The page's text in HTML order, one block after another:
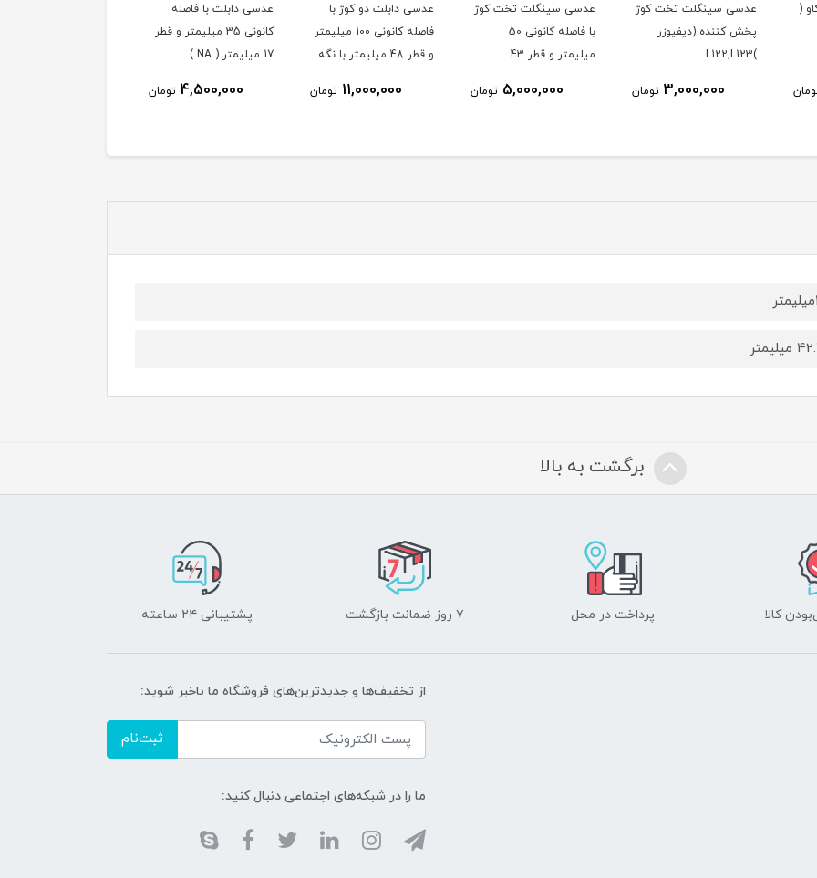
(
عدسی سینگلت تخت کوژ
پخش کننده (دیفیوزر
)L122,L123
3,000,000 تومان
عدسی سینگلت تخت کوژ
با فاصله کانونی 50
میلیمتر و قطر 43
5,000,000 تومان
عدسی دابلت دو کوژ با
فاصله کانونی 100 میلیمتر
و قطر 48 میلیمتر با نگه
11,000,000 تومان
عدسی دابلت با فاصله
کانونی 35 میلیمتر و قطر
17 میلیمتر ( NA )
4,500,000 تومان
برگشت به بالا
کالا پرداخت در محل ۷ روز ضمانت بازگشت پشتیبانی ۲۴ ساعته
از تخفیف‌ها و جدیدترین‌های فروشگاه ما باخبر شوید:
ثبت‌نام
ما را در شبکه‌های اجتماعی دنبال کنید: